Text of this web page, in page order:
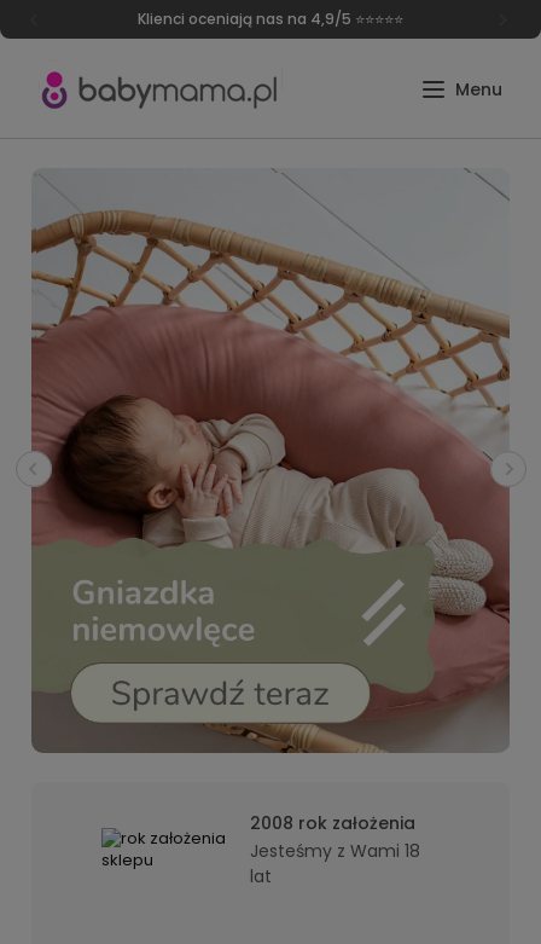
Darmowa dostawa od 249 zł
2008 rok założenia
Jesteśmy z Wami 18
lat